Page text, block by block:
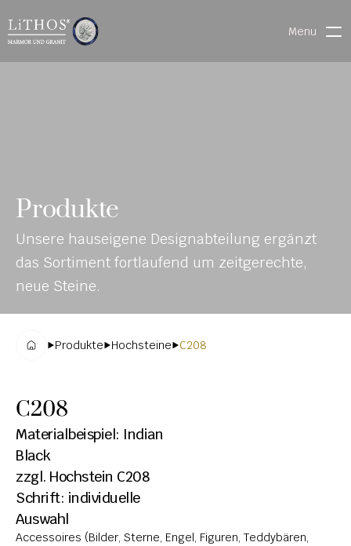
Menu
INE-
KAT
ALO
G
MATERIALIEN
STEINMETZFINDER
3D-KONFIGURATOR
DOWNLOADS
DENKMALE
MAGRADO
KOLUMBARIEN
BREITSTEINE
LIEGESTEINE
URNENANLAGEN
LEUCHTGRABMALE
Produkte
Unsere hauseigene Designabteilung ergänzt
das Sortiment fortlaufend um zeitgerechte,
neue Steine.
Produkte Hochsteine C208
C208
Materialbeispiel: Indian
Black
zzgl. Hochstein C208
Schrift: individuelle
Auswahl
Accessoires (Bilder, Sterne, Engel, Figuren, Teddybären,